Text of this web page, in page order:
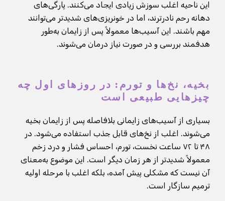
این ناحیه اغلب سوزش زیادی ایجاد می‌کنند. پارگی‌های
دهانه رحم نادرترند، اما در خونریزی‌های شدیدتر می‌توانند
مهم باشند. این آسیب‌ها معمولاً پس از زایمان به‌طور
هدفمند بررسی و در صورت نیاز درمان می‌شوند.
بخیه، نخ‌ها و تورم: در روزهای اول چه
چیزهایی طبیعی است
بسیاری از آسیب‌های زایمانی بلافاصله پس از زایمان بخیه
می‌شوند. اغلب از نخ‌های قابل جذب استفاده می‌شود. در
۴۸ تا ۷۲ ساعت نخست، تورم، احساس فشار و درد زخم
معمولاً شدیدتر از هر زمان دیگر است. این موضوع به‌معنای
آن نیست که مشکلی پیش آمده، بلکه اغلب با مرحله اولیه
ترمیم سازگار است.